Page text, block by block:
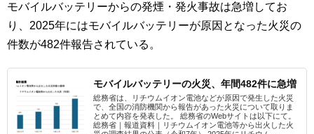
モバイルバッテリーからの発煙・発火事故は急増してお
り、2025年にはモバイルバッテリーが原因となった火災の
件数が482件報告されている。
モバイルバッテリーの火災、年間482件に急増
総務省は、リチウムイオン電池などが原因で発生した火災
で、全国の消防機関から報告があった火災について取りま
とめて内容を発表した。 総務省のWebサイトは以下にて。
総務省｜報道資料｜リチウムイオン電池等から出火した火